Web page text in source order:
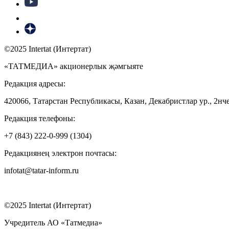
©2025 Intertat (Интертат)
«ТАТМЕДИА» акционерлык җәмгыяте
Редакция адресы:
420066, Татарстан Республикасы, Казан, Декабристлар ур.,
Редакция телефоны:
+7 (843) 222-0-999 (1304)
Редакциянең электрон почтасы:
infotat@tatar-inform.ru
©2025 Intertat (Интертат)
Учредитель АО «Татмедиа»